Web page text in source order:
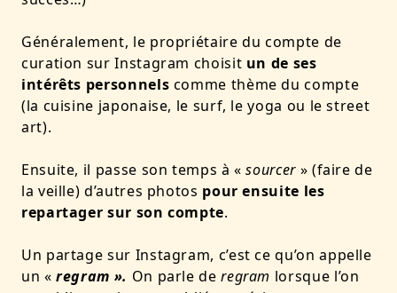
Généralement, le propriétaire du compte de
curation sur Instagram choisit un de ses
intérêts personnels comme thème du compte
(la cuisine japonaise, le surf, le yoga ou le street
art).
Ensuite, il passe son temps à «sourcer» (faire de
la veille) d’autres photos pour ensuite les
repartager sur son compte.
Un partage sur Instagram, c’est ce qu’on appelle
un «regram ». On parle deregram lorsque l’on